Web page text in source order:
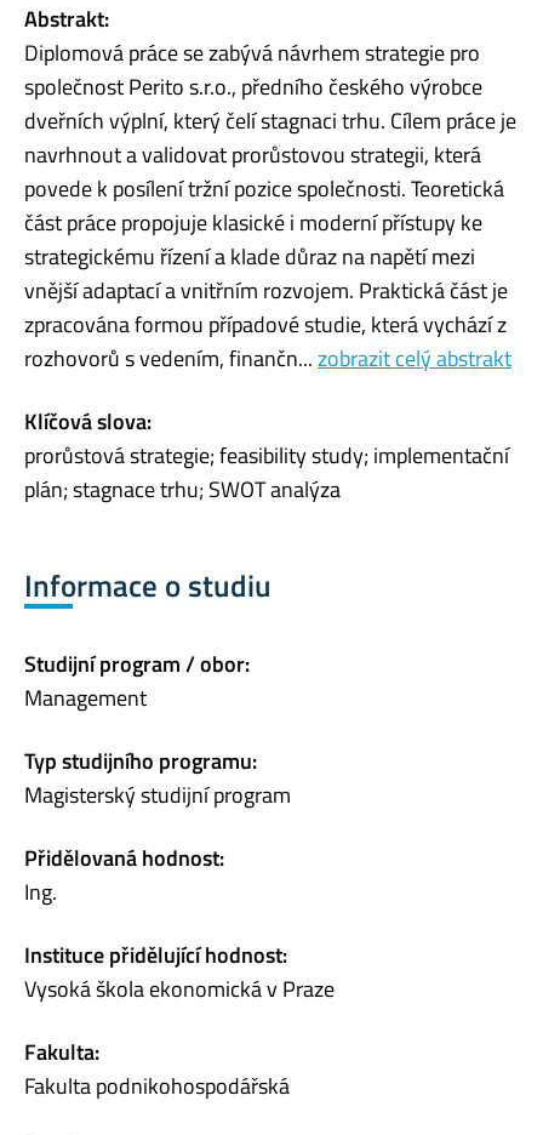
Abstrakt:
Diplomová práce se zabývá návrhem strategie pro
společnost Perito s.r.o., předního českého výrobce
dveřních výplní, který čelí stagnaci trhu. Cílem práce je
navrhnout a validovat prorůstovou strategii, která
povede k posílení tržní pozice společnosti. Teoretická
část práce propojuje klasické i moderní přístupy ke
strategickému řízení a klade důraz na napětí mezi
vnější adaptací a vnitřním rozvojem. Praktická část je
zpracována formou případové studie, která vychází z
rozhovorů s vedením, finančn...zobrazit celý abstrakt
Klíčová slova:
prorůstová strategie; feasibility study; implementační
plán; stagnace trhu; SWOT analýza
Informace o studiu
Studijní program / obor:
Management
Typ studijního programu:
Magisterský studijní program
Přidělovaná hodnost:
Ing.
Instituce přidělující hodnost:
Vysoká škola ekonomická v Praze
Fakulta:
Fakulta podnikohospodářská